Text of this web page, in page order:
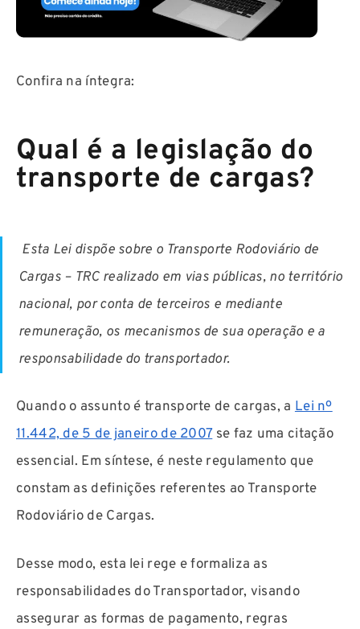
Confira na íntegra:
Qual é a legislação do
transporte de cargas?
Esta Lei dispõe sobre o Transporte Rodoviário de
Cargas – TRC realizado em vias públicas, no território
nacional, por conta de terceiros e mediante
remuneração, os mecanismos de sua operação e a
responsabilidade do transportador.
Quando o assunto é transporte de cargas, a Lei nº
11.442, de 5 de janeiro de 2007se faz uma citação
essencial. Em síntese, é neste regulamento que
constam as definições referentes ao Transporte
Rodoviário de Cargas.
Desse modo, esta lei rege e formaliza as
responsabilidades do Transportador, visando
assegurar as formas de pagamento, regras